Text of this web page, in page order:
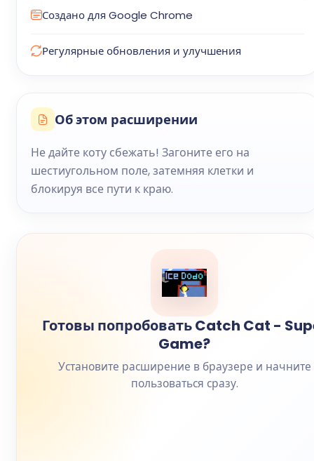
Создано для Google Chrome
Регулярные обновления и улучшения
Об этом расширении
Не дайте коту сбежать! Загоните его на
шестиугольном поле, затемняя клетки и
блокируя все пути к краю.
Готовы попробовать Catch Cat -
Game?
Установите расширение в браузере и начните
пользоваться сразу.